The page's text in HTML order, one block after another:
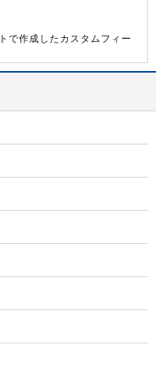
で作成したカスタムフィー